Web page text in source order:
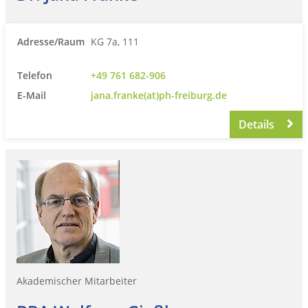
Adresse/Raum KG 7a, 111
Telefon
+49 761 682-906
E-Mail
jana.franke(at)ph-freiburg.de
Details
Akademischer Mitarbeiter